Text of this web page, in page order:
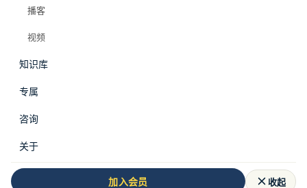
播客
视频
知识库
专属
咨询
关于
加入会员 收起
面试进行得很顺利。技术面通过了，业务面也聊得不
错，最后HR笑着问你：